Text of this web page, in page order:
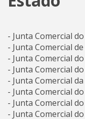
- Junta Comercial
- Junta Comercial
- Junta Comercial
- Junta Comercial
- Junta Comercial
- Junta Comercial
- Junta Comercial
- Junta Comercial